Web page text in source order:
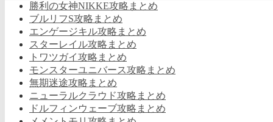
勝利の女神NIKKE攻略まとめ
ブルリフS攻略まとめ
エンゲージキル攻略まとめ
スターレイル攻略まとめ
トワツガイ攻略まとめ
モンスターユニバース攻略まとめ
無期迷途攻略まとめ
ニューラルクラウド攻略まとめ
ドルフィンウェーブ攻略まとめ